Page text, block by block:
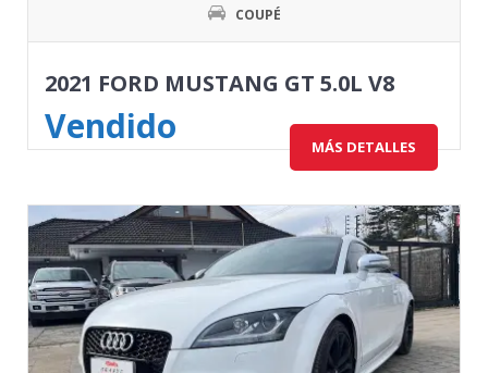
COUPÉ
2021 FORD MUSTANG GT 5.0L V8
Vendido MÁS DETALLES